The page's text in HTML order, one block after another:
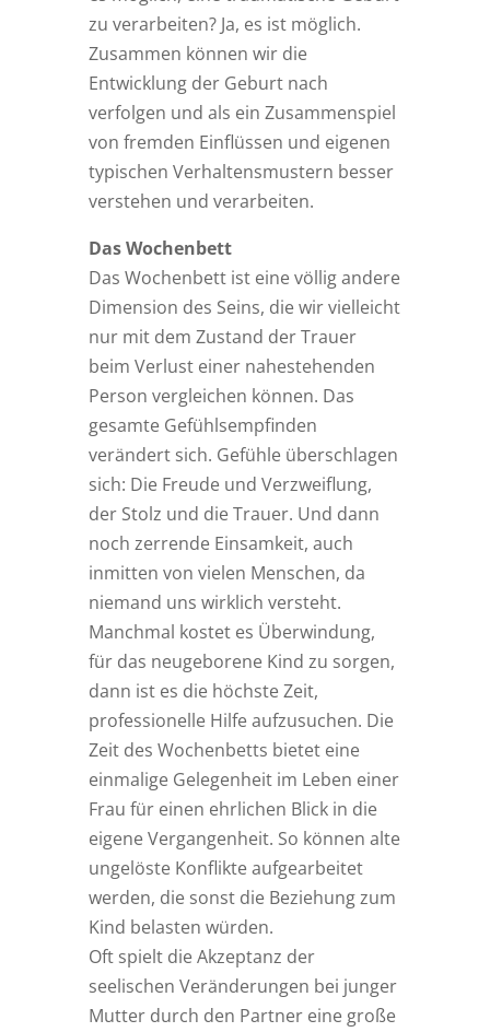
zu verarbeiten? Ja, es ist möglich.
Zusammen können wir die
Entwicklung der Geburt nach
verfolgen und als ein Zusammenspiel
von fremden Einflüssen und eigenen
typischen Verhaltensmustern besser
verstehen und verarbeiten.
Das Wochenbett
Das Wochenbett ist eine völlig andere
Dimension des Seins, die wir vielleicht
nur mit dem Zustand der Trauer
beim Verlust einer nahestehenden
Person vergleichen können. Das
gesamte Gefühlsempfinden
verändert sich. Gefühle überschlagen
sich: Die Freude und Verzweiflung,
der Stolz und die Trauer. Und dann
noch zerrende Einsamkeit, auch
inmitten von vielen Menschen, da
niemand uns wirklich versteht.
Manchmal kostet es Überwindung,
für das neugeborene Kind zu sorgen,
dann ist es die höchste Zeit,
professionelle Hilfe aufzusuchen. Die
Zeit des Wochenbetts bietet eine
einmalige Gelegenheit im Leben einer
Frau für einen ehrlichen Blick in die
eigene Vergangenheit. So können alte
ungelöste Konflikte aufgearbeitet
werden, die sonst die Beziehung zum
Kind belasten würden.
Oft spielt die Akzeptanz der
seelischen Veränderungen bei junger
Mutter durch den Partner eine große